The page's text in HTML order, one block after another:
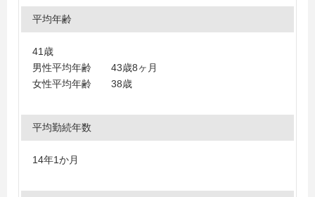
平均年齢
41歳
男性平均年齢 43歳8ヶ月
女性平均年齢 38歳
平均勤続年数
14年1か月